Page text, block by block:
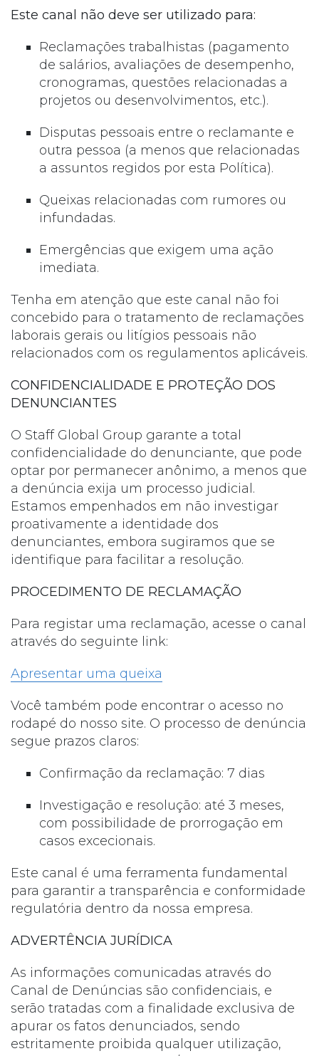
Este canal não deve ser utilizado para:
Reclamações trabalhistas (pagamento
de salários, avaliações de desempenho,
cronogramas, questões relacionadas a
projetos ou desenvolvimentos, etc.).
Disputas pessoais entre o reclamante e
outra pessoa (a menos que relacionadas
a assuntos regidos por esta Política).
Queixas relacionadas com rumores ou
infundadas.
Emergências que exigem uma ação
imediata.
Tenha em atenção que este canal não foi
concebido para o tratamento de reclamações
laborais gerais ou litígios pessoais não
relacionados com os regulamentos aplicáveis.
CONFIDENCIALIDADE E PROTEÇÃO DOS
DENUNCIANTES
O Staff Global Group garante a total
confidencialidade do denunciante, que pode
optar por permanecer anônimo, a menos que
a denúncia exija um processo judicial.
Estamos empenhados em não investigar
proativamente a identidade dos
denunciantes, embora sugiramos que se
identifique para facilitar a resolução.
PROCEDIMENTO DE RECLAMAÇÃO
Para registar uma reclamação, acesse o canal
através do seguinte link:
Apresentar uma queixa
Você também pode encontrar o acesso no
rodapé do nosso site. O processo de denúncia
segue prazos claros:
Confirmação da reclamação: 7 dias
Investigação e resolução: até 3 meses,
com possibilidade de prorrogação em
casos excecionais.
Este canal é uma ferramenta fundamental
para garantir a transparência e conformidade
regulatória dentro da nossa empresa.
ADVERTÊNCIA JURÍDICA
As informações comunicadas através do
Canal de Denúncias são confidenciais, e
serão tratadas com a finalidade exclusiva de
apurar os fatos denunciados, sendo
estritamente proibida qualquer utilização,